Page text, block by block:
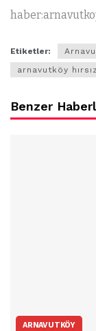
Etiketler:
arnavutköy
Benzer
ARNAVUTKÖY